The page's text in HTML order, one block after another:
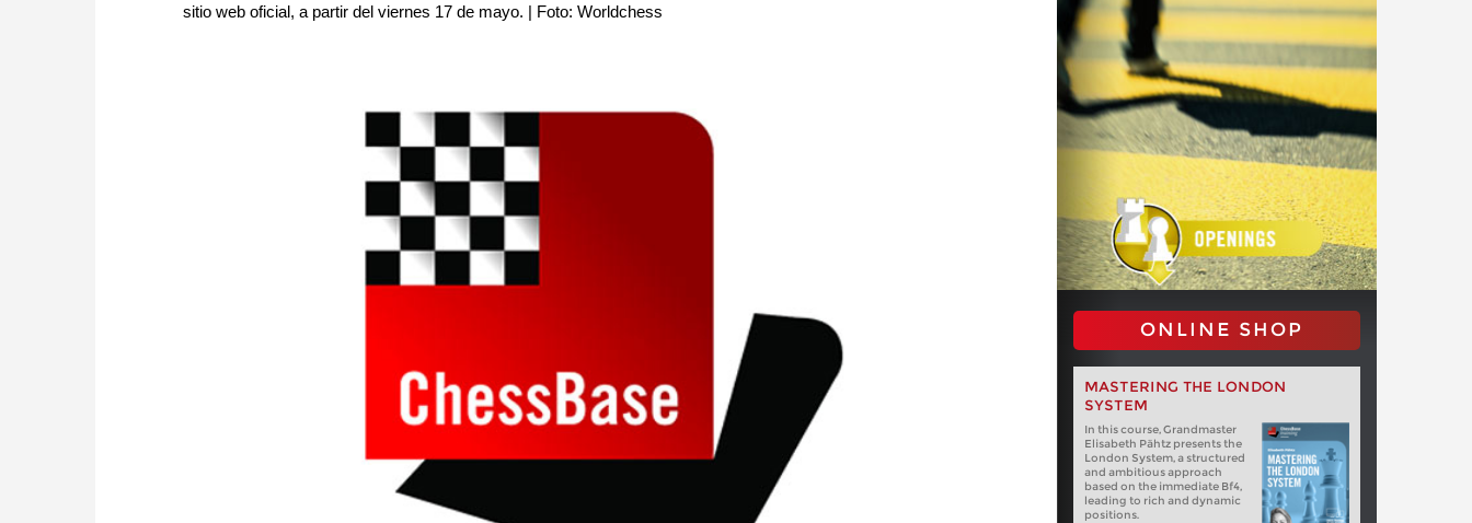
sitio web oficial, a partir del viernes 17 de mayo. | Foto: Worldchess
ONLINE SHOP
MASTERING THE LONDON
SYSTEM
In this course, Grandmaster
Elisabeth Pähtz presents the
London System, a structured
and ambitious approach
based on the immediate Bf4,
leading to rich and dynamic
positions.